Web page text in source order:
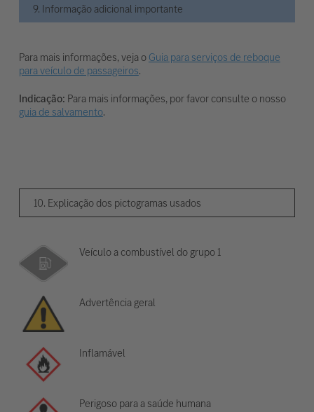
9. Informação adicional importante
Para mais informações, veja oGuia para serviços de reboque
para veículo de passageiros.
Indicação: Para mais informações, por favor consulte o nosso
guia de salvamento.
10. Explicação dos pictogramas usados
Veículo a combustível do grupo 1
Advertência geral
Inflamável
Perigoso para a saúde humana